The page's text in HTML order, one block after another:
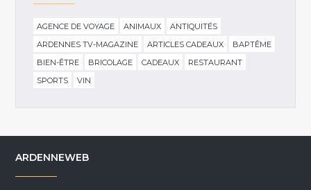
AGENCE DE VOYAGE ANIMAUX
ANTIQUITÉS
ARDENNES TV-MAGAZINE
ARTICLES CADEAUX
BAPTÊME
BIEN-ÊTRE
BRICOLAGE CADEAUX
RESTAURANT
SPORTS
VIN
ARDENNEWEB